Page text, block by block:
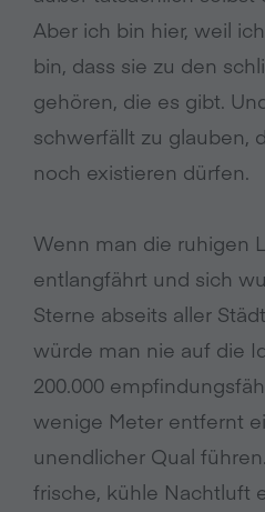
Aber ich bin hier, weil
bin, dass sie zu den
gehören, die es gibt.
schwerfällt zu glauben,
noch existieren dürfen.
Wenn man die ruhigen
entlangfährt und sich
Sterne abseits aller
würde man nie auf die
200.000
wenige Meter entfernt
unendlicher Qual
frische, kühle Nachtluft